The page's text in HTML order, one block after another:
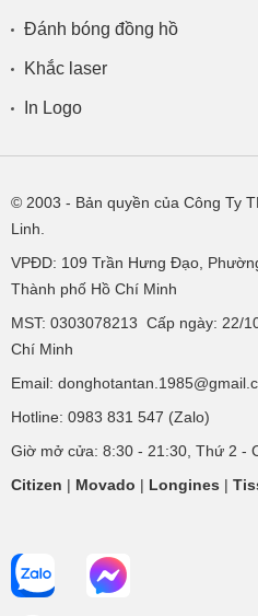
Đánh bóng đồng hồ
Khắc laser
In Logo
© 2003 - Bản quyền của Công Ty
Linh.
VPĐD: 109 Trần Hưng Đạo,
Thành phố Hồ Chí Minh
MST: 0303078213 Cấp ngày: 22/
Chí Minh
Email:
Hotline: 0983 831 547 (Zalo)
Giờ mở cửa: 8:30 - 21:30, Thứ 2 -
Citizen | Movado | Longines |